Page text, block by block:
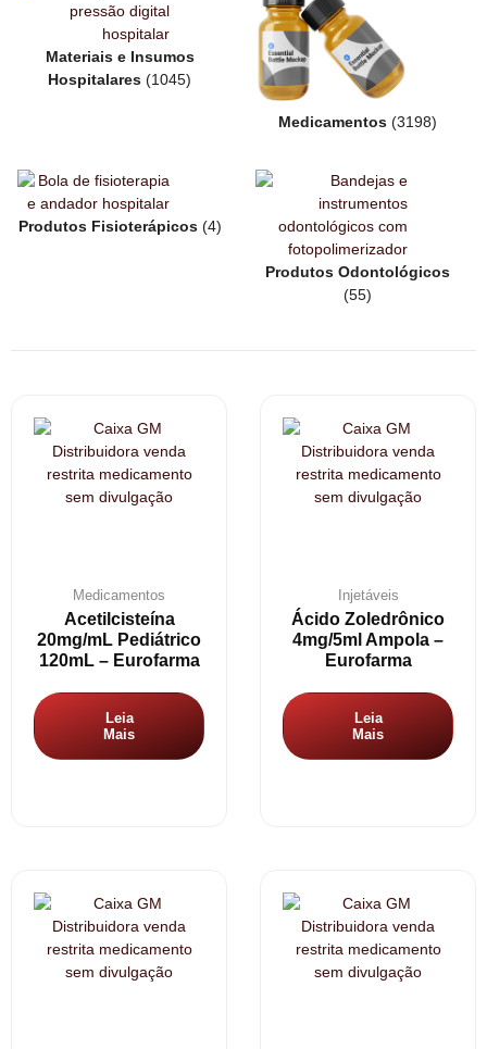
Materiais e Insumos
Hospitalares(1045)
Medicamentos (3198)
Produtos Fisioterápicos (4)
Produtos Odontológicos
(55)
Medicamentos
Acetilcisteína
20mg/mL Pediátrico
120mL – Eurofarma
Leia
Mais
Injetáveis
Ácido Zoledrônico
4mg/5ml Ampola –
Eurofarma
Leia
Mais